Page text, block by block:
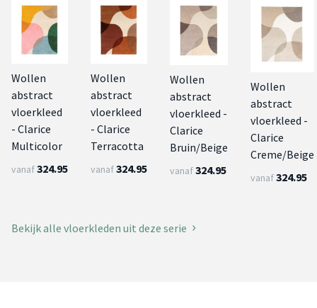
Wollen
abstract
vloerkleed
- Clarice
Multicolor
vanaf324.95
Wollen
abstract
vloerkleed
- Clarice
Terracotta
vanaf324.95
Wollen
abstract
vloerkleed -
Clarice
Bruin/Beige
vanaf324.95
Wollen
abstract
vloerkleed -
Clarice
Creme/Beige
vanaf324.95
Bekijk alle vloerkleden uit deze serie